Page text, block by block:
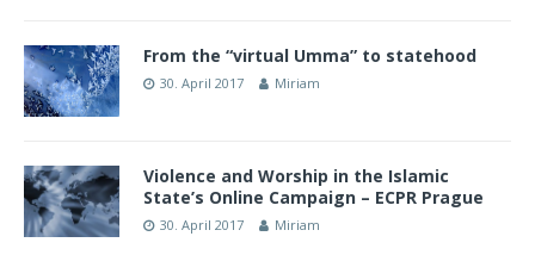
From the “virtual Umma” to statehood
30. April 2017 Miriam
Violence and Worship in the Islamic
State’s Online Campaign – ECPR Prague
30. April 2017 Miriam